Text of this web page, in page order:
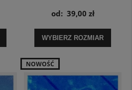
od: 39,00 zł
WYBIERZ ROZMIAR
NOWOŚĆ